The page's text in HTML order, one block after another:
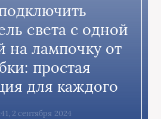
света с одной
на лампочку от
простая
для каждого
2 сентября 2024